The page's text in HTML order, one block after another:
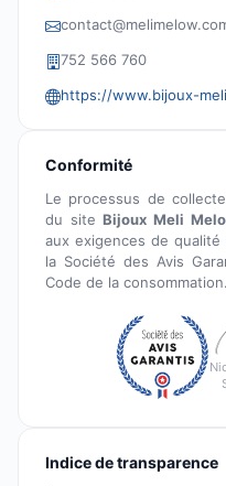
752 566 760
https://www.bijoux-
Conformité
Le processus de
du siteBijoux Meli
aux exigences de
la Société des Avis
Code de la consommation.
Indice de transparence